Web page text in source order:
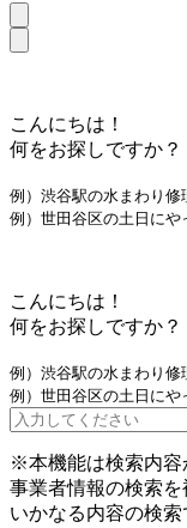
こんにちは！
何をお探しですか？
例）渋谷駅の水まわり修
例）世田谷区の土日にや
こんにちは！
何をお探しですか？
例）渋谷駅の水まわり修
例）世田谷区の土日にや
※本機能は検索内容
事業者情報の検索を
いかなる内容の検